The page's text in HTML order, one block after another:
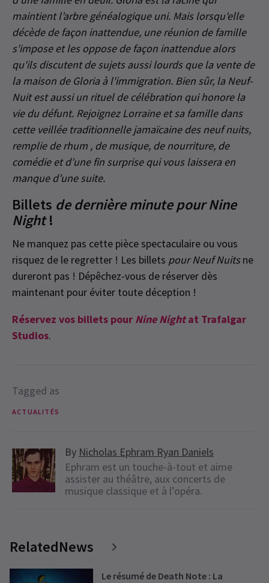
maintient l’arbre généalogique uni. Mais lorsqu'elle
décède de façon inattendue, une réunion de famille
s'impose et les oppose de façon inattendue alors
qu'ils discutent de sujets aussi lourds que la vente de
la maison de Gloria à l'immigration. Bien sûr, la Neuf-
Nuit est aussi un rituel de célébration qui honore la
vie du défunt. Rejoignez Lorraine et sa famille dans
cette veillée traditionnelle jamaïcaine des neuf nuits,
remplie de rhum , de musique, de nourriture, de
comédie et d’une fin surprise qui vous laissera en
manque d’une suite.
Billets de dernière minute pour Nine
Night!
Ne manquez pas cette pièce spectaculaire ou vous
risquez de le regretter ! Les billets pour Neuf Nuitsne
dureront pas ! Dépêchez-vous de réserver dès
maintenant pour éviter toute déception !
Réservez vos billets pour Nine Nightat Trafalgar
Studios.
Tagged as
ACTUALITÉS
By Nicholas Ephram Ryan Daniels
Ephram est un touche-à-tout et aime
assister au théâtre, aux concerts de
musique classique et à l’opéra.
RelatedNews
Le résumé de Death Note : La